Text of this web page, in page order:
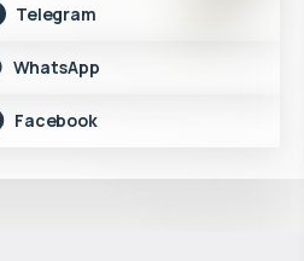
Telegram
WhatsApp
Facebook